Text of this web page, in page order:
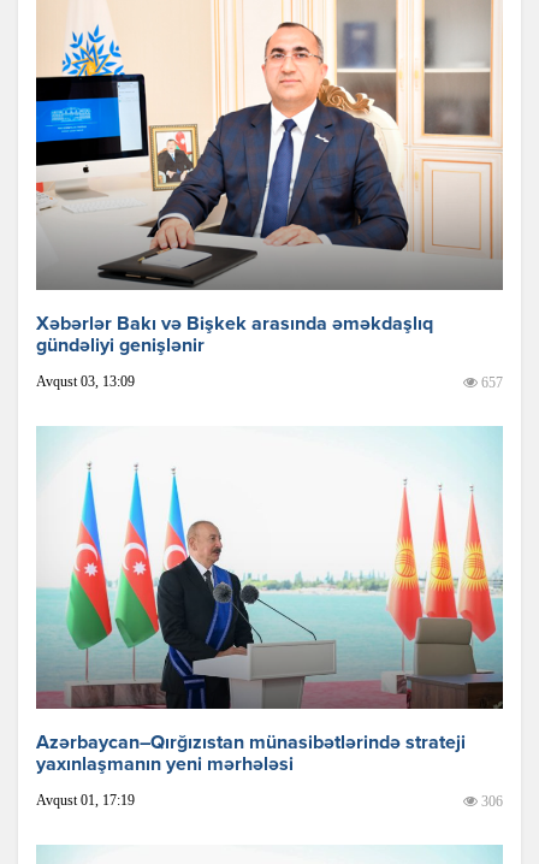
Xəbərlər Bakı və Bişkek arasında əməkdaşlıq
gündəliyi genişlənir
Avqust 03, 13:09 657
Azərbaycan–Qırğızıstan münasibətlərində strateji
yaxınlaşmanın yeni mərhələsi
Avqust 01, 17:19 306